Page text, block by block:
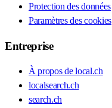
Protection des données
Paramètres des cookies
Entreprise
À propos de local.ch
localsearch.ch
search.ch